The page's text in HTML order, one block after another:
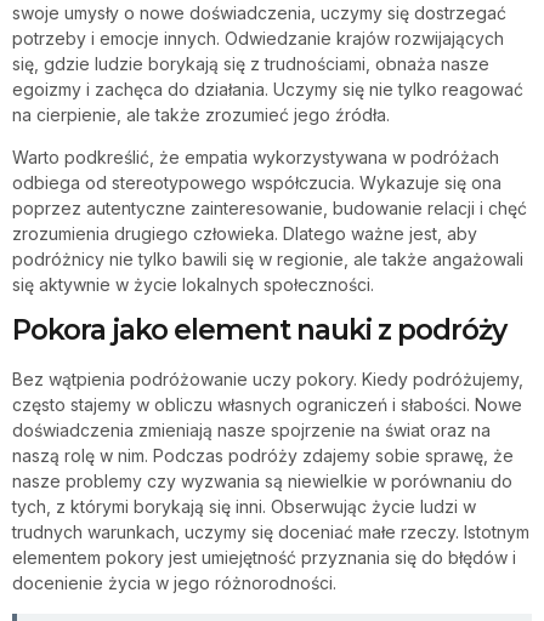
swoje umysły o nowe doświadczenia, uczymy się dostrzegać
potrzeby i emocje innych. Odwiedzanie krajów rozwijających
się, gdzie ludzie borykają się z trudnościami, obnaża nasze
egoizmy i zachęca do działania. Uczymy się nie tylko reagować
na cierpienie, ale także zrozumieć jego źródła.
Warto podkreślić, że empatia wykorzystywana w podróżach
odbiega od stereotypowego współczucia. Wykazuje się ona
poprzez autentyczne zainteresowanie, budowanie relacji i chęć
zrozumienia drugiego człowieka. Dlatego ważne jest, aby
podróżnicy nie tylko bawili się w regionie, ale także angażowali
się aktywnie w życie lokalnych społeczności.
Pokora jako element nauki z podróży
Bez wątpienia podróżowanie uczy pokory. Kiedy podróżujemy,
często stajemy w obliczu własnych ograniczeń i słabości. Nowe
doświadczenia zmieniają nasze spojrzenie na świat oraz na
naszą rolę w nim. Podczas podróży zdajemy sobie sprawę, że
nasze problemy czy wyzwania są niewielkie w porównaniu do
tych, z którymi borykają się inni. Obserwując życie ludzi w
trudnych warunkach, uczymy się doceniać małe rzeczy. Istotnym
elementem pokory jest umiejętność przyznania się do błędów i
docenienie życia w jego różnorodności.